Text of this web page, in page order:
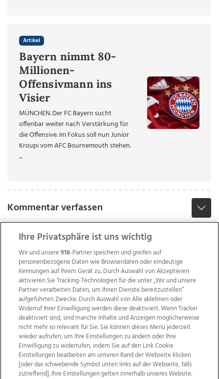
Artikel
Bayern nimmt 80-
Millionen-
Offensivmann ins
Visier
MÜNCHEN. Der FC Bayern sucht
offenbar weiter nach Verstärkung für
die Offensive. Im Fokus soll nun Junior
Kroupi vom AFC Bournemouth stehen.
...
Kommentar verfassen
Wir über uns Mediadaten Kontakt
Jobs
Datenschutz
Impressum AGB Anzeigekunden
Ihre Privatsphäre ist uns wichtig
Wir und unsere918-Partner speichern und greifen auf
personenbezogene Daten wie Browserdaten oder eindeutige
Kennungen auf Ihrem Gerät zu. Durch Auswahl von Akzeptieren
aktivieren Sie Tracking-Technologien für die unter „Wir und unsere
Partner verarbeiten Daten, um Ihnen Dienste bereitzustellen“
aufgeführten Zwecke. Durch Auswahl von Alle ablehnen oder
Widerruf Ihrer Einwilligung werden diese deaktiviert. Wenn Tracker
deaktiviert sind, sind manche Inhalte und Anzeigen möglicherweise
nicht mehr so relevant für Sie. Sie können dieses Menü jederzeit
wieder aufrufen, um Ihre Einstellungen zu ändern oder Ihre
Einwilligung zu widerrufen, indem Sie auf den Link Cookie
Einstellungen bearbeiten am unteren Rand der Webseite klicken
[oder das schwebende Symbol unten links auf der Webseite, falls
zutreffend]. Ihre Einstellungen gelten innerhalb unseres Website.